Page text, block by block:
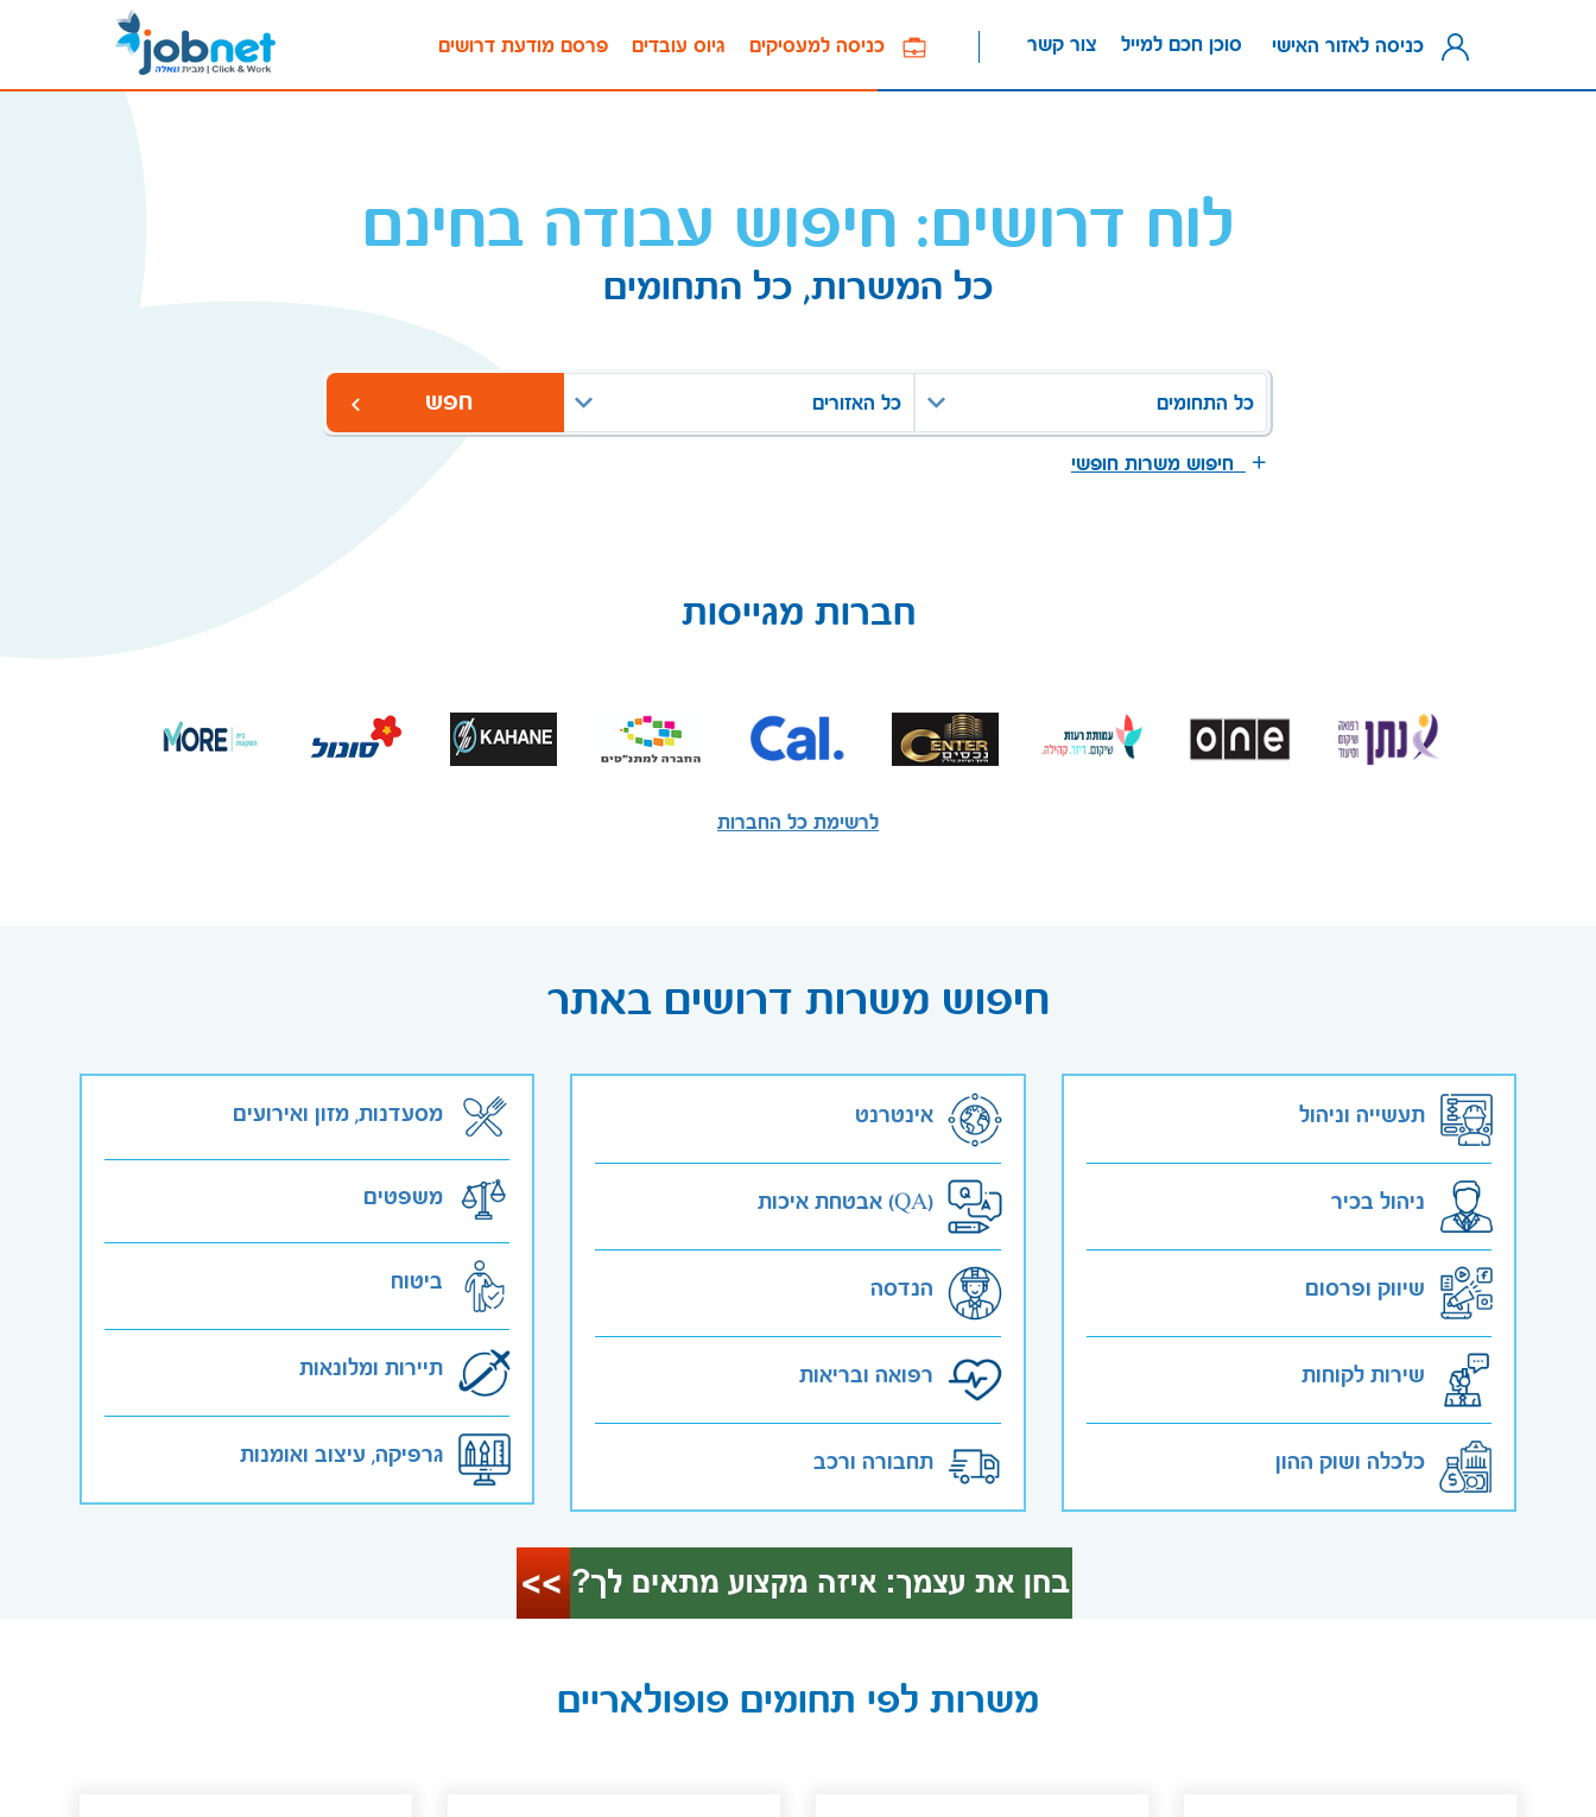
פרסם מודעת דרושים גיוס עובדים כניסה למעסיקים צור קשר סוכן חכם למייל כניסה לאזור האישי
לוח דרושים: חיפוש עבודה בחינם
כל המשרות, כל התחומים
כל התחומים כל האזורים חפש
חיפוש משרות חופשי
חברות מגייסות
לרשימת כל החברות
חיפוש משרות דרושים באתר
תעשייה וניהול
ניהול בכיר
שיווק ופרסום
שירות לקוחות
כלכלה ושוק ההון
אינטרנט
אבטחת איכות (QA)
הנדסה
רפואה ובריאות
תחבורה ורכב
מסעדנות, מזון ואירועים
משפטים
ביטוח
תיירות ומלונאות
גרפיקה, עיצוב ואומנות
משרות לפי תחומים פופולאריים